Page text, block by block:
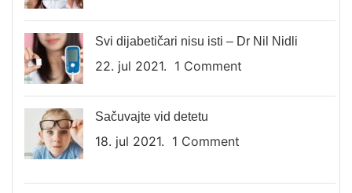
Svi dijabetičari nisu isti – Dr Nil Nidli
22. jul 2021. 1 Comment
Sačuvajte vid detetu
18. jul 2021. 1 Comment